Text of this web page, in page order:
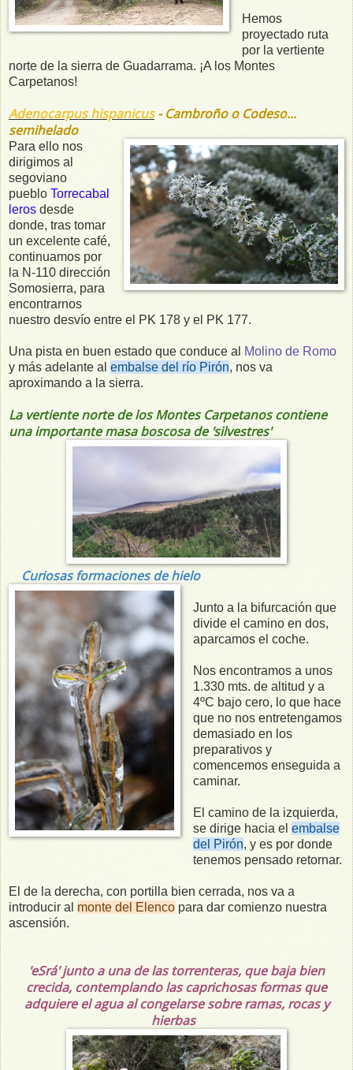
Hemos
proyectado ruta
por la vertiente
norte de la sierra de Guadarrama. ¡A los Montes
Carpetanos!
Adenocarpus hispanicus- Cambroño o Codeso...
semihelado
Para ello nos
dirigimos al
segoviano
pueblo Torrecabal
leros desde
donde, tras tomar
un excelente café,
continuamos por
la N-110 dirección
Somosierra, para
encontrarnos
nuestro desvío entre el PK 178 y el PK 177.
Una pista en buen estado que conduce al
Molino de Romo
y más adelante al embalse del río Pirón, nos va
aproximando a la sierra.
La vertiente norte de los Montes Carpetanos contiene
una importante masa boscosa de 'silvestres'
Curiosas formaciones de hielo
Junto a la bifurcación que
divide el camino en dos,
aparcamos el coche.
Nos encontramos a unos
1.330 mts. de altitud y a
4ºC bajo cero, lo que hace
que no nos entretengamos
demasiado en los
preparativos y
comencemos enseguida a
caminar.
El camino de la izquierda,
se dirige hacia elembalse
del Pirón, y es por donde
tenemos pensado retornar.
El de la derecha, con portilla bien cerrada, nos va a
introducir al monte del Elenco para dar comienzo nuestra
ascensión.
'eSrá' junto a una de las torrenteras, que baja bien
crecida, contemplando las caprichosas formas que
adquiere el agua al congelarse sobre ramas, rocas y
hierbas